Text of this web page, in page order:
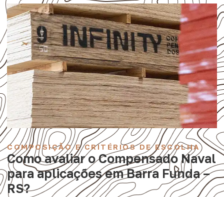
COMPOSIÇÃO E CRITÉRIOS DE ESCOLHA
Como avaliar o Compensado Naval
para aplicações em Barra Funda –
RS?